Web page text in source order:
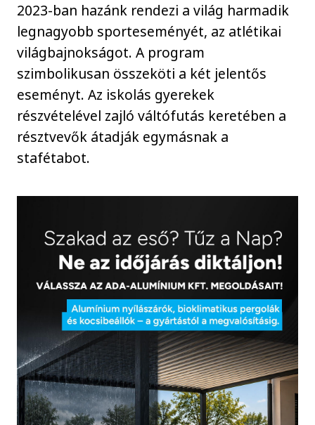
2023-ban hazánk rendezi a világ harmadik
legnagyobb sporteseményét, az atlétikai
világbajnokságot. A program
szimbolikusan összeköti a két jelentős
eseményt. Az iskolás gyerekek
részvételével zajló váltófutás keretében a
résztvevők átadják egymásnak a
stafétabot.